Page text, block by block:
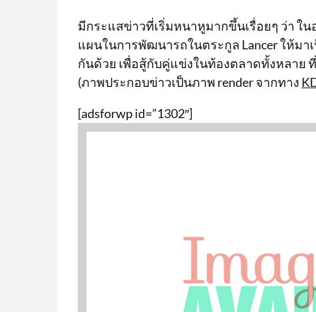
มีกระแสข่าวที่เริ่มหนาหูมากขึ้นเรื่อยๆ ว่า ใ
แผนในการพัฒนารถในตระกูล Lancer ให้มา
กันด้วย เพื่อสู้กับคู่แข่งในท้องตลาดทั้งหลาย
(ภาพประกอบข่าวเป็นภาพ render จากทาง
[adsforwp id=”1302″]